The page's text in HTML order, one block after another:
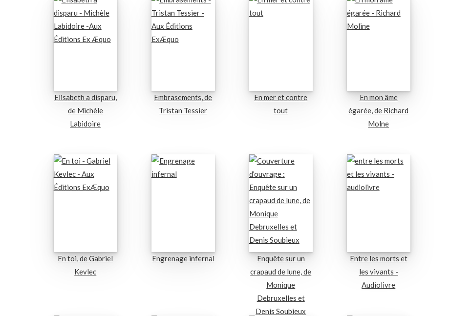
Elisabeth a disparu,
de Michèle
Labidoire
Embrasements, de
Tristan Tessier
En mer et contre
tout
En mon âme
égarée, de Richard
Molne
En toi, de Gabriel
Kevlec
Engrenage infernal
Enquête sur un
crapaud de lune, de
Monique
Debruxelles et
Denis Soubieux
Entre les morts et
les vivants -
Audiolivre